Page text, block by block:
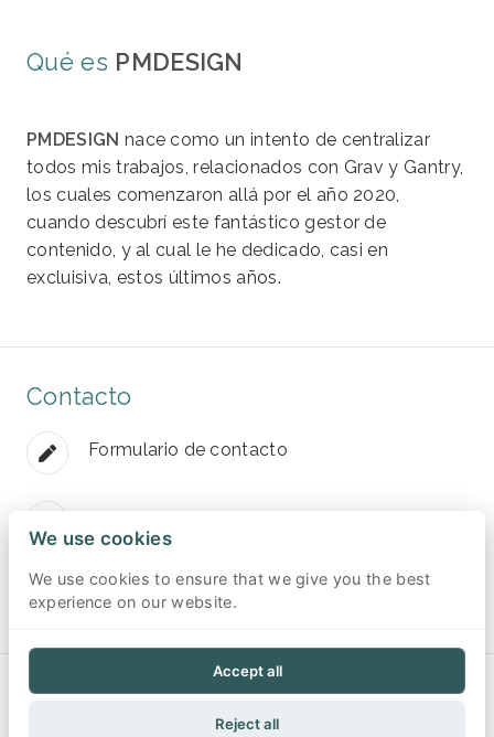
Qué es PMDESIGN
PMDESIGN nace como un intento de centralizar
todos mis trabajos, relacionados con Grav y Gantry,
los cuales comenzaron allá por el año 2020,
cuando descubrí este fantástico gestor de
contenido, y al cual le he dedicado, casi en
excluisiva, estos últimos años.
Contacto
Formulario de contacto
https://github.com/pmoreno-rodriguez
We use cookies
We use cookies to ensure that we give you the best
experience on our website.
Accept all
Reject all